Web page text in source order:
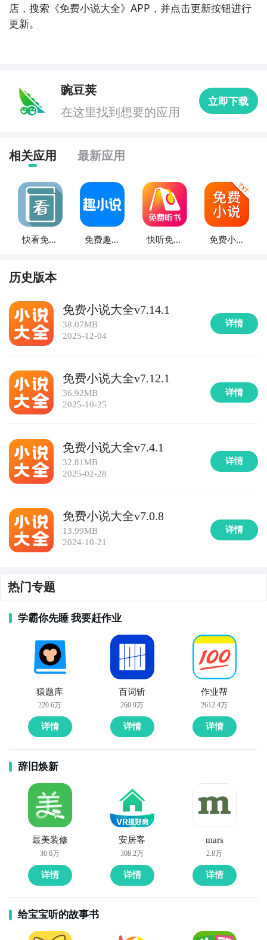
店，搜索《免费小说大全》APP，并点击更新按钮进行
更新。
豌豆荚
在这里找到想要的应用
立即下载
相关应用 最新应用
快看免费
免费趣小
快听免费
免费小说
历史版本
免费小说大全v7.14.1
38.07MB
2025-12-04
详情
免费小说大全v7.12.1
36.92MB
2025-10-25
详情
免费小说大全v7.4.1
32.81MB
2025-02-28
详情
免费小说大全v7.0.8
13.99MB
2024-10-21
详情
热门专题
学霸你先睡 我要赶作业
猿题库
220.6万
详情
百词斩
260.9万
详情
作业帮
2612.4万
详情
辞旧焕新
最美装修
30.6万
详情
安居客
308.2万
详情
mars
2.8万
详情
给宝宝听的故事书